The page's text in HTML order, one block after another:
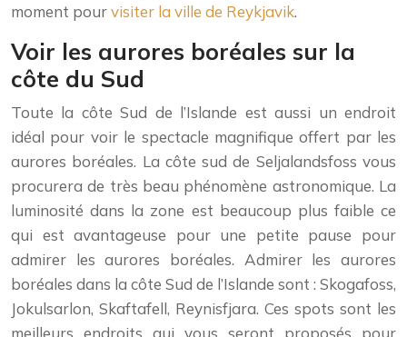
moment pourvisiter la ville de Reykjavik.
Voir les aurores boréales sur la
côte du Sud
Toute la côte Sud de l’Islande est aussi un endroit
idéal pour voir le spectacle magnifique offert par les
aurores boréales. La côte sud de Seljalandsfoss vous
procurera de très beau phénomène astronomique. La
luminosité dans la zone est beaucoup plus faible ce
qui est avantageuse pour une petite pause pour
admirer les aurores boréales. Admirer les aurores
boréales dans la côte Sud de l’Islande sont : Skogafoss,
Jokulsarlon, Skaftafell, Reynisfjara. Ces spots sont les
meilleurs endroits qui vous seront proposés pour